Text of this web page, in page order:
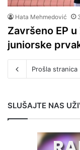
Hata Mehmedović
Završeno EP
juniorske
Prošla stranica
SLUŠAJTE NAS